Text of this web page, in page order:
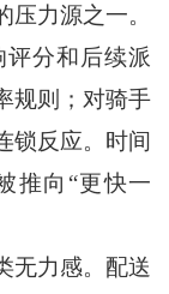
源之一。
分和后续派
规则；对骑手
锁反应。时间
推向“更快一
力感。配送